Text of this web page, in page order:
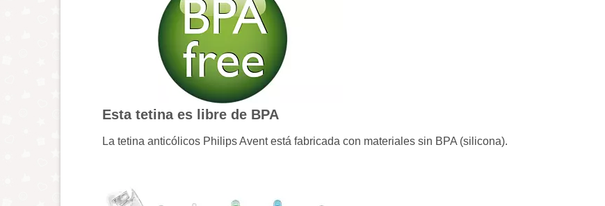
Esta tetina es libre de BPA
La tetina anticólicos Philips Avent está fabricada con materiales sin BPA (silicona).